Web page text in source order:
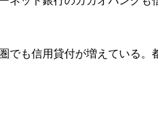
でも信用貸付が増えている